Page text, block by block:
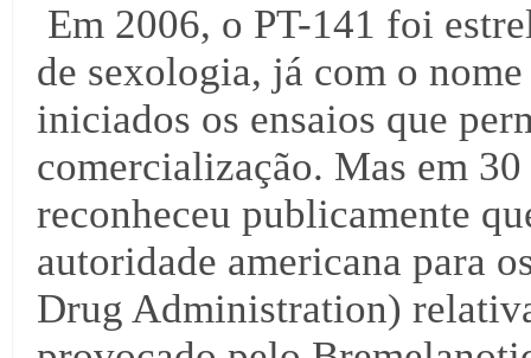
Em 2006, o PT-141 foi
de sexologia, já com o
iniciados os ensaios que
comercialização. Mas em
reconheceu publicamente
autoridade americana para
Drug Administration)